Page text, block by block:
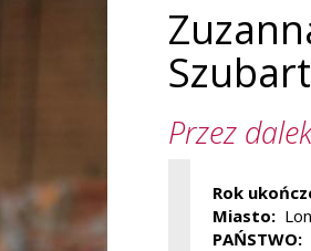
Przez
Rok
Miasto
PAŃSTWO